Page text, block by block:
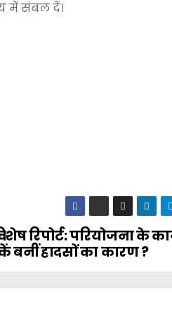
में संबल दें।
रिपोर्ट: परियोजना के
बनीं हादसों का कारण ?